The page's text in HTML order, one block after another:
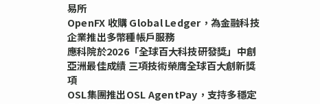
易所
OpenFX 收購 Global Ledger，為金融科技
企業推出多幣種帳戶服務
應科院於2026「全球百大科技研發獎」中創
亞洲最佳成績 三項技術榮膺全球百大創新獎
項
OSL集團推出OSL AgentPay，支持多穩定